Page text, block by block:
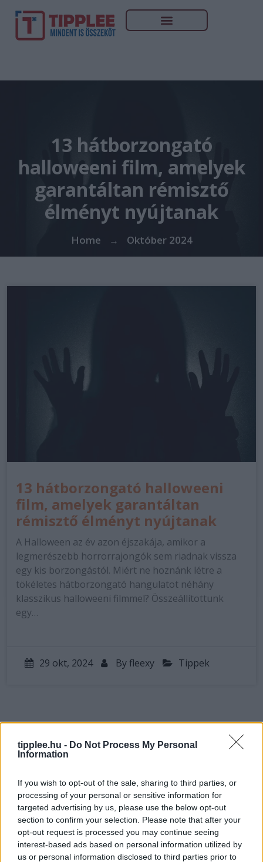
tipplee.hu - Do Not Process My Personal
Information
If you wish to opt-out of the sale, sharing to third parties, or
processing of your personal or sensitive information for
targeted advertising by us, please use the below opt-out
section to confirm your selection. Please note that after your
opt-out request is processed you may continue seeing
interest-based ads based on personal information utilized by
us or personal information disclosed to third parties prior to
13 hátborzongató
halloweeni film, amelyek
garantáltan rémisztő
élményt nyújtanak
Home → Október 2024
13 hátborzongató halloweeni
film, amelyek garantáltan
rémisztő élményt nyújtanak
A Halloween az év azon éjszakája, amikor a
legmerészebb horrorrajongók sem riadnak vissza
egy kis borzongástól. Miért ne hoznánk létre a
tökéletes hátborzongató hangulatot néhány
klasszikus halloweeni filmmel? Összeállítottunk
egy…
29 okt, 2024 By fleexy Tippek